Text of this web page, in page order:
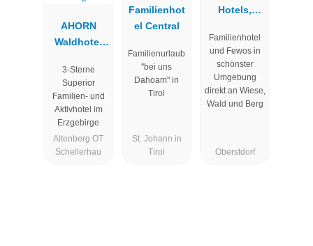
AHORN
Waldhotel
3-Sterne
Superior
Familien- und
Aktivhotel im
Erzgebirge
Altenberg OT
Schellerhau
Familienhot
el Central
Familienurlaub
"bei uns
Dahoam" in
Tirol
St. Johann in
Tirol
Hotels,
Chalets &
Familienhotel
und Fewos in
schönster
Umgebung
direkt an Wiese,
Wald und Berg
Oberstdorf